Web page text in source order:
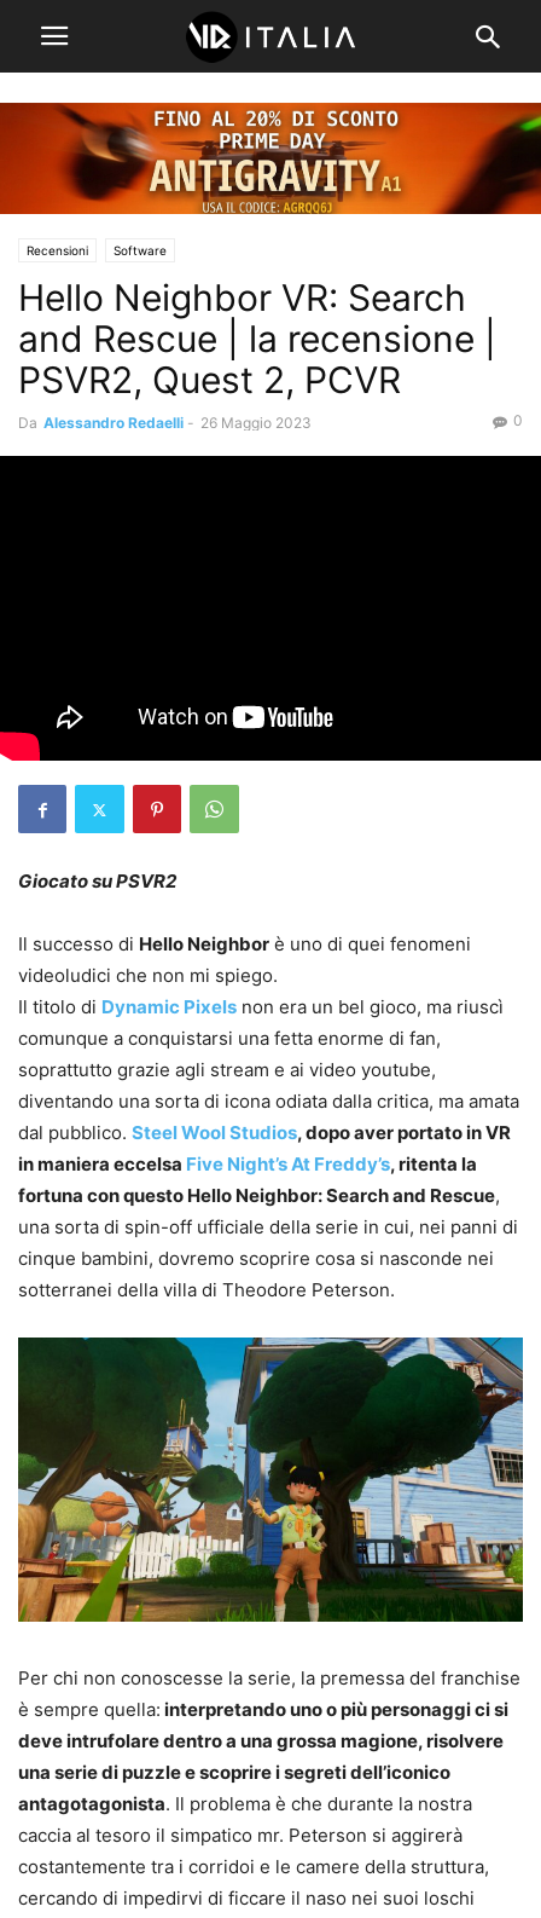
Recensioni Software
Hello Neighbor VR: Search
and Rescue | la recensione |
PSVR2, Quest 2, PCVR
Da Alessandro Redaelli - 26 Maggio 2023 0
Giocato su PSVR2
Il successo di Hello Neighbor è uno di quei fenomeni
videoludici che non mi spiego.
Il titolo di Dynamic Pixels non era un bel gioco, ma riuscì
comunque a conquistarsi una fetta enorme di fan,
soprattutto grazie agli stream e ai video youtube,
diventando una sorta di icona odiata dalla critica, ma amata
dal pubblico. Steel Wool Studios, dopo aver portato in VR
in maniera eccelsa Five Night’s At Freddy’s, ritenta la
fortuna con questo Hello Neighbor: Search and Rescue,
una sorta di spin-off ufficiale della serie in cui, nei panni di
cinque bambini, dovremo scoprire cosa si nasconde nei
sotterranei della villa di Theodore Peterson.
Per chi non conoscesse la serie, la premessa del franchise
è sempre quella: interpretando uno o più personaggi ci si
deve intrufolare dentro a una grossa magione, risolvere
una serie di puzzle e scoprire i segreti dell’iconico
antagotagonista. Il problema è che durante la nostra
caccia al tesoro il simpatico mr. Peterson si aggirerà
costantemente tra i corridoi e le camere della struttura,
cercando di impedirvi di ficcare il naso nei suoi loschi